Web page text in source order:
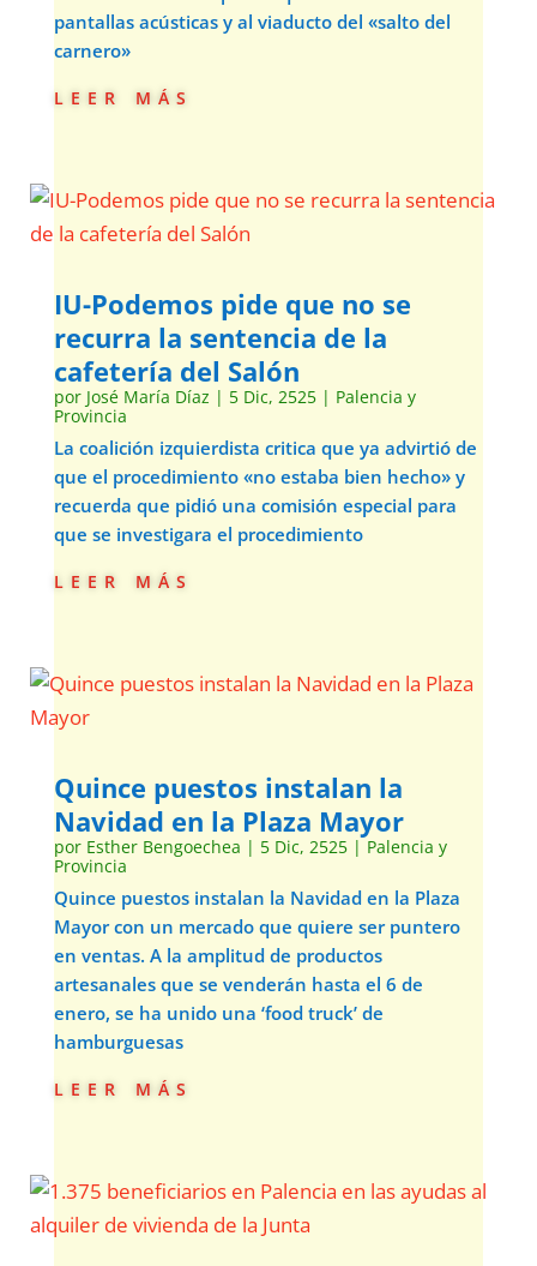
pantallas acústicas y al viaducto del «salto del
carnero»
leer más
IU-Podemos pide que no se
recurra la sentencia de la
cafetería del Salón
por José María Díaz | 5 Dic, 2525| Palencia y
Provincia
La coalición izquierdista critica que ya advirtió de
que el procedimiento «no estaba bien hecho» y
recuerda que pidió una comisión especial para
que se investigara el procedimiento
leer más
Quince puestos instalan la
Navidad en la Plaza Mayor
por Esther Bengoechea | 5 Dic, 2525| Palencia y
Provincia
Quince puestos instalan la Navidad en la Plaza
Mayor con un mercado que quiere ser puntero
en ventas. A la amplitud de productos
artesanales que se venderán hasta el 6 de
enero, se ha unido una ‘food truck’ de
hamburguesas
leer más